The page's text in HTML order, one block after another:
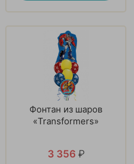
Фонтан из шаров
«Transformers»
3 356 ₽